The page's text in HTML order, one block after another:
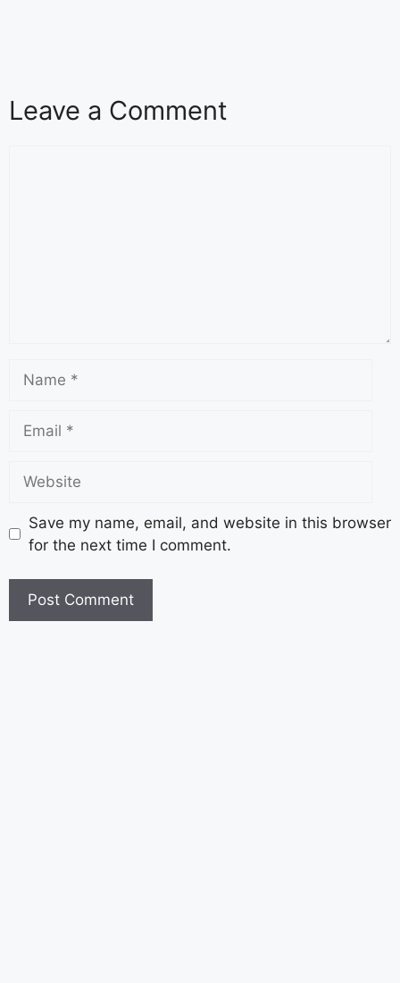
Leave a Comment
Save my name, email, and website in this browser
for the next time I comment.